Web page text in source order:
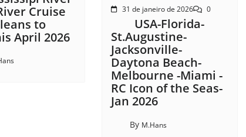
Cruise
to
April 2026
31 de janeiro de 2026 0
USA-Florida-
St.Augustine-
Jacksonville-
Daytona Beach-
Melbourne -Miami -
RC Icon of the Seas-
Jan 2026
By M.Hans